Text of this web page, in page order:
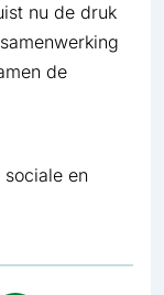
nu de druk
de
en